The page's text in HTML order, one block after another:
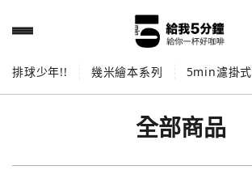
排球少年!! 幾米繪本系列 5min濾掛式
全部商品